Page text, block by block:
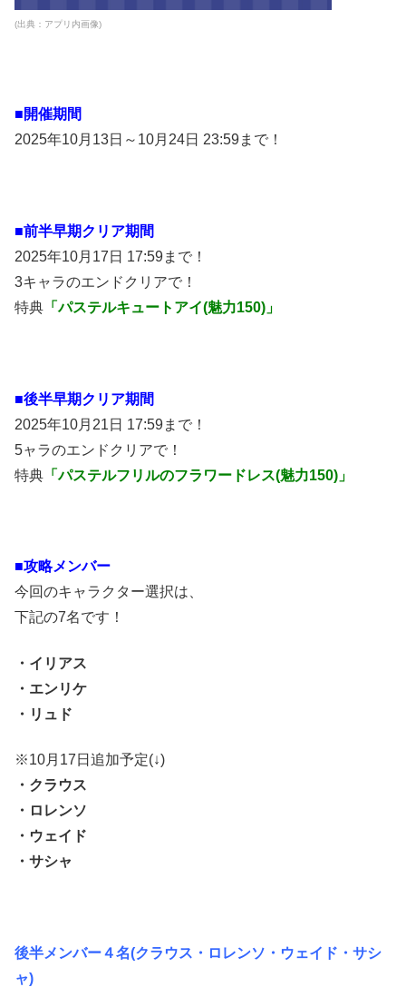
(出典：アプリ内画像)
■開催期間
2025年10月13日～10月24日 23:59まで！
■前半早期クリア期間
2025年10月17日 17:59まで！
3キャラのエンドクリアで！
特典 「パステルキュートアイ(魅力150)」
■後半早期クリア期間
2025年10月21日 17:59まで！
5ャラのエンドクリアで！
特典 「パステルフリルのフラワードレス(魅力150)」
■攻略メンバー
今回のキャラクター選択は、
下記の7名です！
・イリアス
・エンリケ
・リュド
※10月17日追加予定(↓)
・クラウス
・ロレンソ
・ウェイド
・サシャ
後半メンバー４名(クラウス・ロレンソ・ウェイド・サシ
ャ)